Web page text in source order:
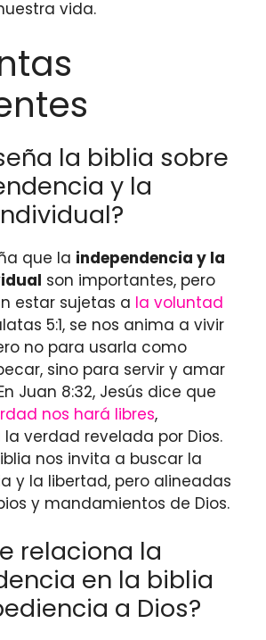
vida.
la biblia sobre
y la
que la independencia y la
son importantes, pero
estar sujetas a la voluntad
5:1, se nos anima a vivir
no para usarla como
sino para servir y amar
Juan 8:32, Jesús dice que
nos hará libres,
verdad revelada por Dios.
nos invita a buscar la
y la libertad, pero alineadas
y mandamientos de Dios.
relaciona la
en la biblia
a Dios?